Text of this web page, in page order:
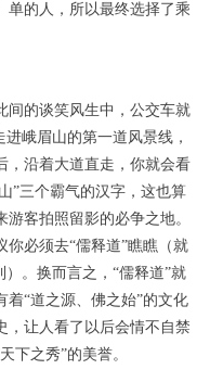
单的人，所以最终选择了乘
间的谈笑风生中，公交车就
峨眉山的第一道风景线，
，沿着大道直走，你就会看
”三个霸气的汉字，这也算
客拍照留影的必争之地。
必须去“儒释道”瞧瞧（就
。换而言之，“儒释道”就
“道之源、佛之始”的文化
，让人看了以后会情不自禁
下之秀”的美誉。